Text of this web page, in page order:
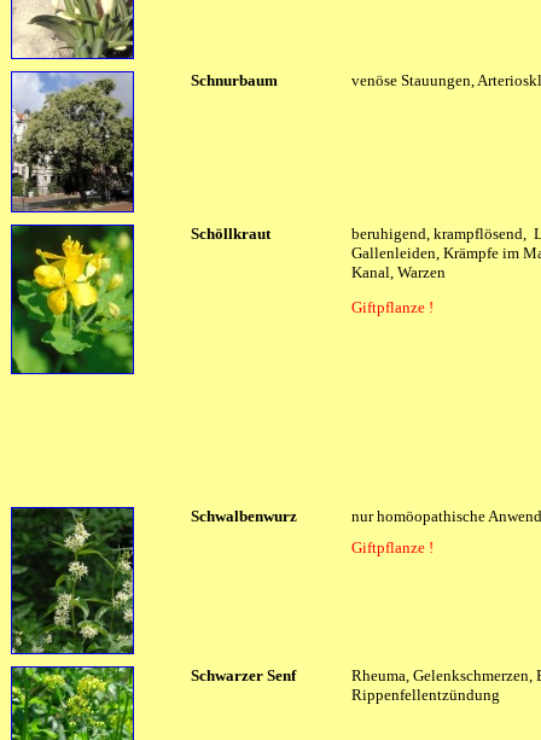
Schnurbaum venöse Stauungen,
Schöllkraut
beruhigend, krampflösend,
Gallenleiden, Krämpfe im
Kanal, Warzen
Giftpflanze !
Schwalbenwurz
nur homöopathische
Giftpflanze !
Schwarzer Senf
Rheuma, Gelenkschmerzen,
Rippenfellentzündung